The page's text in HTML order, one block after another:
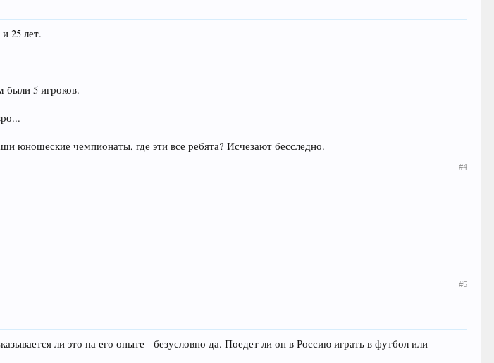
25 лет.
5 игроков.
юношеские чемпионаты, где эти все ребята? Исчезают бесследно.
#4
#5
ли это на его опыте - безусловно да. Поедет ли он в Россию играть в футбол или